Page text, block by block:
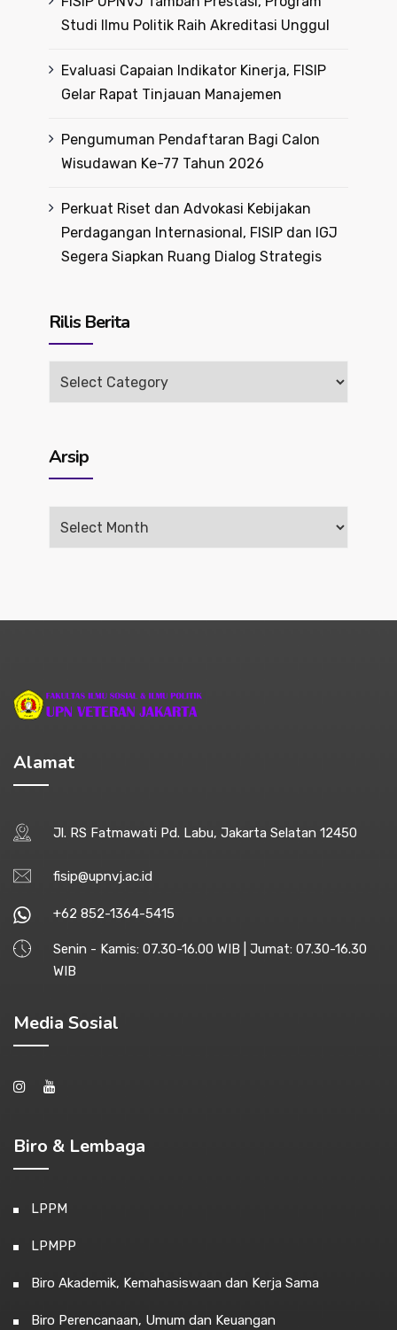
Studi Ilmu Politik Raih Akreditasi Unggul
Evaluasi Capaian Indikator Kinerja, FISIP
Gelar Rapat Tinjauan Manajemen
Pengumuman Pendaftaran Bagi Calon
Wisudawan Ke-77 Tahun 2026
Perkuat Riset dan Advokasi Kebijakan
Perdagangan Internasional, FISIP dan IGJ
Segera Siapkan Ruang Dialog Strategis
Rilis Berita
Rilis
Arsip
Arsip
Alamat
Jl. RS Fatmawati Pd. Labu, Jakarta Selatan 12450
fisip@upnvj.ac.id
+62 852-1364-5415
Senin - Kamis: 07.30-16.00 WIB | Jumat: 07.30-16.30
WIB
Media Sosial
Biro & Lembaga
LPPM
LPMPP
Biro Akademik, Kemahasiswaan dan Kerja Sama
Biro Perencanaan, Umum dan Keuangan